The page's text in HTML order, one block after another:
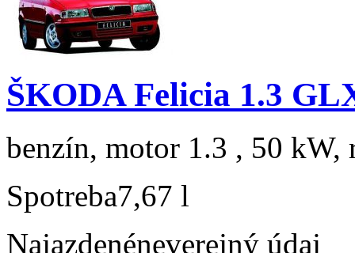
ŠKODA Felicia 1.3
benzín, motor 1.3 , 50 kW,
Spotreba7,67 l
Najazdenéneverejný údaj